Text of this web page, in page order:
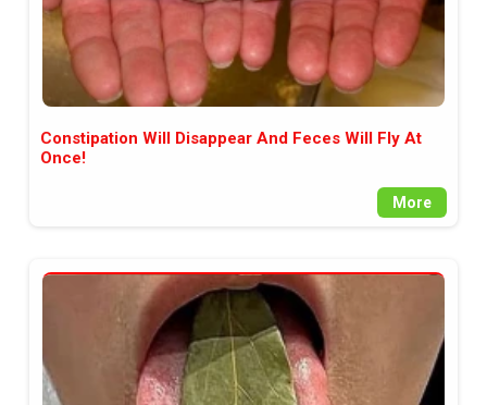
Constipation Will Disappear And Feces Will Fly At
Once!
More